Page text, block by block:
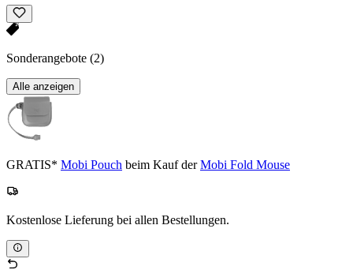
Sonderangebote (2)
Alle anzeigen
GRATIS* Mobi Pouch beim Kauf derMobi Fold Mouse
Kostenlose Lieferung bei allen Bestellungen.